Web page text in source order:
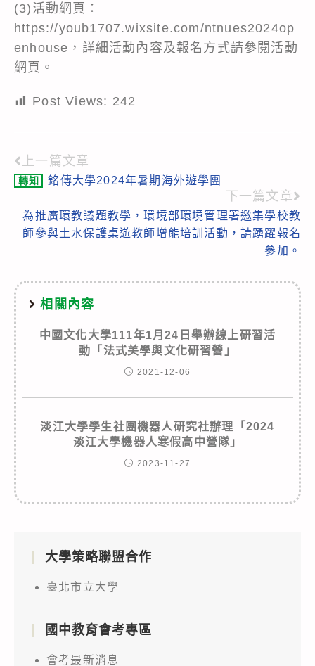
(3)活動網頁：
https://youb1707.wixsite.com/ntnues2024op
enhouse ，詳細活動內容及報名方式請參閱活動
網頁。
Post Views: 242
Read
more
articles
上一篇文章
轉知 銘傳大學2024年暑期海外遊學團
下一篇文章
為推廣環教議題教學，環境部環境管理署邀集學校教
師參與土水保護桌遊教師增能培訓活動，請踴躍報名
參加。
相關內容
中國文化大學111年1月24日舉辦線上研習活
動「法式美學與文化研習營」
2021-12-06
淡江大學學生社團機器人研究社辦理「2024
淡江大學機器人寒假高中營隊」
2023-11-27
大學策略聯盟合作
臺北市立大學
國中教育會考專區
會考最新消息